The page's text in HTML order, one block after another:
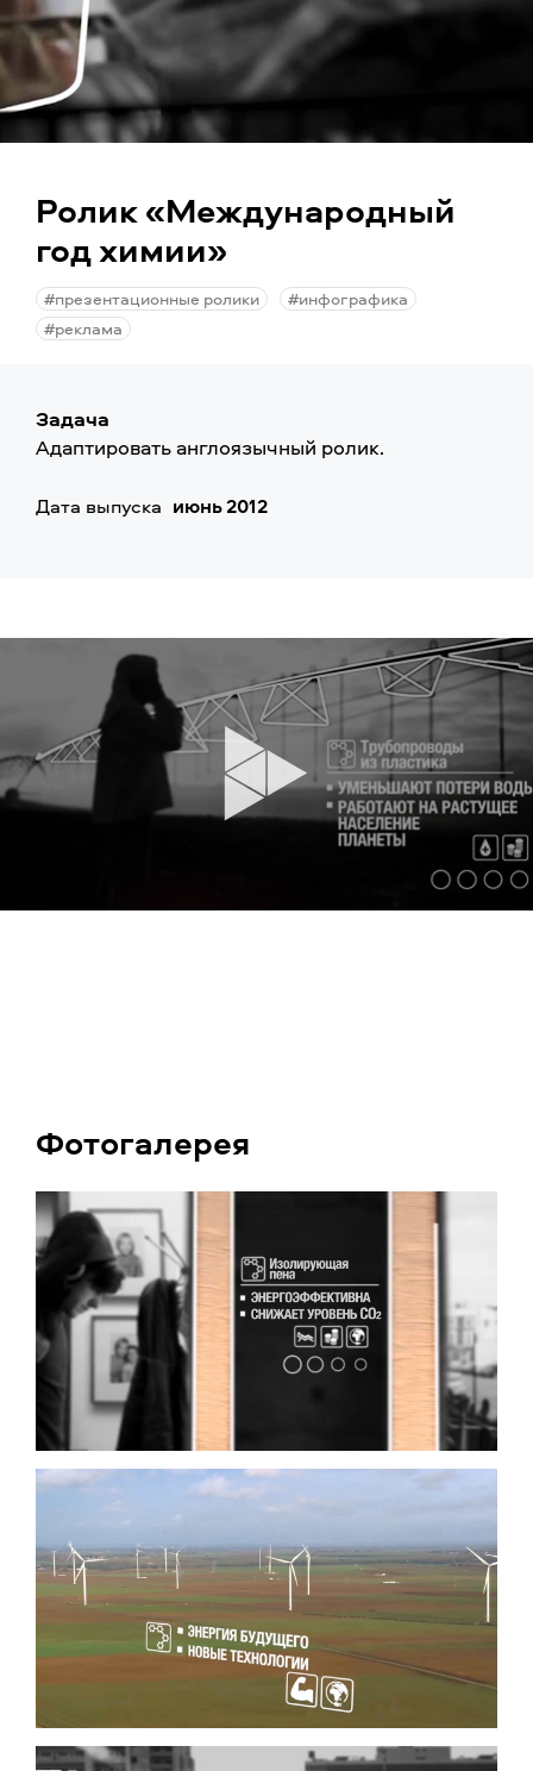
Ролик «Международный
год химии»
#презентационные ролики
#инфографика
#реклама
Задача
Адаптировать англоязычный ролик.
Дата выпуска июнь 2012
Фотогалерея